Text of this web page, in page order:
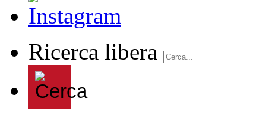
Ricerca libera